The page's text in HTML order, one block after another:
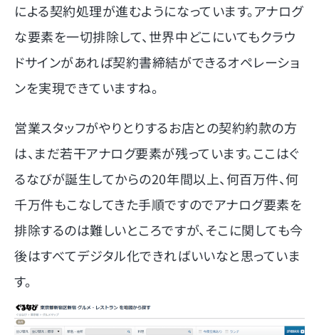
による契約処理が進むようになっています。アナログ
な要素を一切排除して、世界中どこにいてもクラウ
ドサインがあれば契約書締結ができるオペレーショ
ンを実現できていますね。
営業スタッフがやりとりするお店との契約約款の方
は、まだ若干アナログ要素が残っています。ここはぐ
るなびが誕生してからの20年間以上、何百万件、何
千万件もこなしてきた手順ですのでアナログ要素を
排除するのは難しいところですが、そこに関しても今
後はすべてデジタル化できればいいなと思っていま
す。